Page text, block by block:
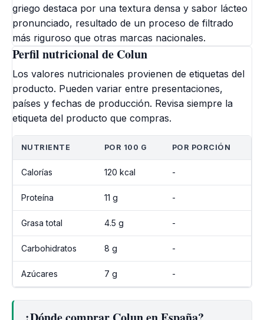
griego destaca por una textura densa y sabor lácteo
pronunciado, resultado de un proceso de filtrado
más riguroso que otras marcas nacionales.
Perfil nutricional de Colun
Los valores nutricionales provienen de etiquetas del
producto. Pueden variar entre presentaciones,
países y fechas de producción. Revisa siempre la
etiqueta del producto que compras.
NUTRIENTE POR 100 G POR PORCIÓN
Calorías 120 kcal -
Proteína 11 g -
Grasa total 4.5 g -
Carbohidratos 8 g -
Azúcares 7 g -